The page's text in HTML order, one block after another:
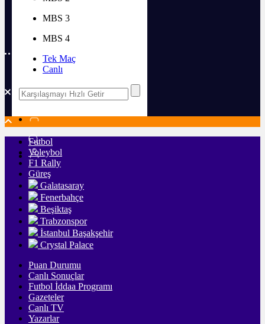
Numaralı Galeri Örneği
Futbol
MBS 3
MBS 4
Tek Maç
Canlı
Futbol
Voleybol
F1 Rally
Güreş
Galatasaray
Fenerbahçe
Beşiktaş
Trabzonspor
İstanbul Başakşehir
Crystal Palace
Puan Durumu
Canlı Sonuçlar
Futbol İddaa Programı
Gazeteler
Canlı TV
Yazarlar